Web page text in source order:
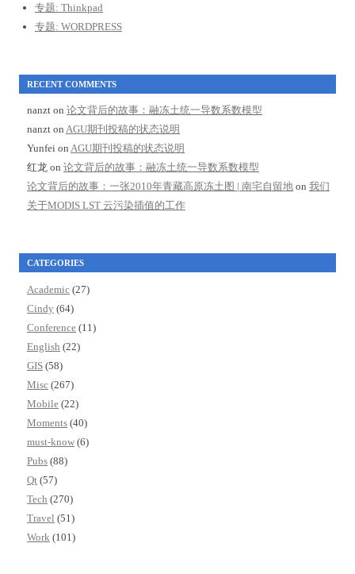
专题: Thinkpad
专题: WORDPRESS
RECENT COMMENTS
nanzt on 论文背后的故事：融冻土统一导数系数模型
nanzt on AGU期刊投稿的状态说明
Yunfei on AGU期刊投稿的状态说明
红龙 on 论文背后的故事：融冻土统一导数系数模型
论文背后的故事：一张2010年青藏高原冻土图 | 南宅自留地 on 我们
关于MODIS LST 云污染插值的工作
CATEGORIES
Academic (27)
Cindy (64)
Conference (11)
English (22)
GIS (58)
Misc (267)
Mobile (22)
Moments (40)
must-know (6)
Pubs (88)
Qt (57)
Tech (270)
Travel (51)
Work (101)